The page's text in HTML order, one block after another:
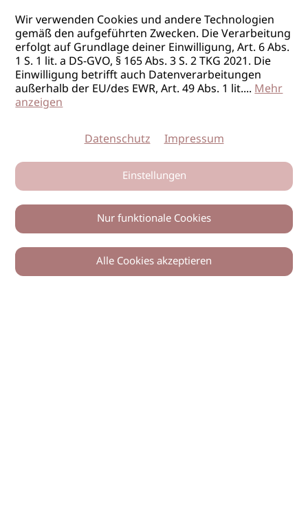
Wir verwenden Cookies und andere Technologien
gemäß den aufgeführten Zwecken. Die Verarbeitung
erfolgt auf Grundlage deiner Einwilligung, Art. 6 Abs.
1 S. 1 lit. a DS-GVO, § 165 Abs. 3 S. 2 TKG 2021. Die
Einwilligung betrifft auch Datenverarbeitungen
außerhalb der EU/des EWR, Art. 49 Abs. 1 lit....Mehr
anzeigen
Datenschutz Impressum
Einstellungen
Nur funktionale Cookies
Alle Cookies akzeptieren